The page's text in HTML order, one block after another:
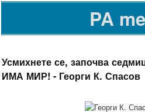
PA
Усмихнете се, започва
ИМА МИР! - Георги К. Спасов